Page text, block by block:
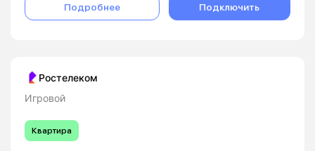
Подробнее Подключить
Ростелеком
Игровой
Квартира